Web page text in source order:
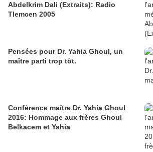
Abdelkrim Dali (Extraits): Radio
Tlemcen 2005
Pensées pour Dr. Yahia Ghoul, un
maître parti trop tôt.
Conférence maître Dr. Yahia Ghoul
2016: Hommage aux frères Ghoul
Belkacem et Yahia